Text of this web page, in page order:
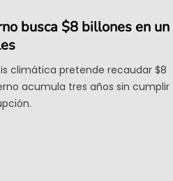
busca $8 billones en un
climática pretende recaudar $8
acumula tres años sin cumplir